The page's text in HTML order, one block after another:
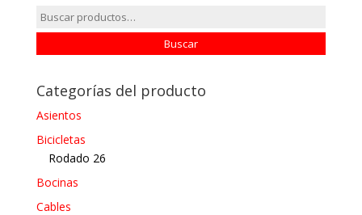
Buscar
por:
Buscar
Categorías del producto
Asientos
Bicicletas
Rodado 26
Bocinas
Cables